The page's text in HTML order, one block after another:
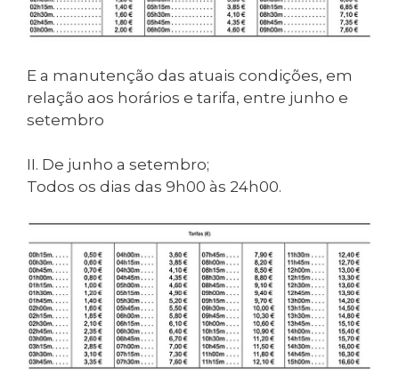
E a manutenção das atuais condições, em
relação aos horários e tarifa, entre junho e
setembro
II. De junho a setembro;
Todos os dias das 9h00 às 24h00.